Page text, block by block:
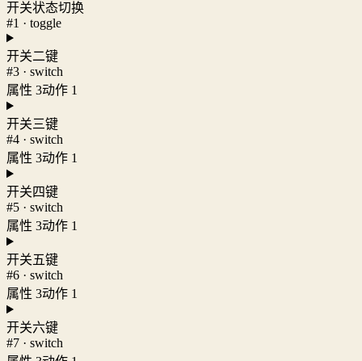
开关状态切换
#1 · toggle
开关二键
#3 · switch
属性 3动作 1
开关三键
#4 · switch
属性 3动作 1
开关四键
#5 · switch
属性 3动作 1
开关五键
#6 · switch
属性 3动作 1
开关六键
#7 · switch